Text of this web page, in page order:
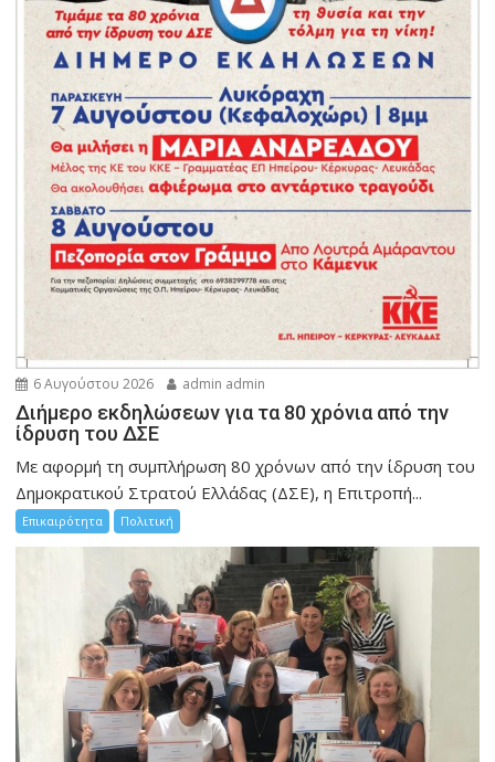
6 Αυγούστου 2026 admin admin
Διήμερο εκδηλώσεων για τα 80 χρόνια από την
ίδρυση του ΔΣΕ
Με αφορμή τη συμπλήρωση 80 χρόνων από την ίδρυση του
Δημοκρατικού Στρατού Ελλάδας (ΔΣΕ), η Επιτροπή...
Επικαιρότητα Πολιτική